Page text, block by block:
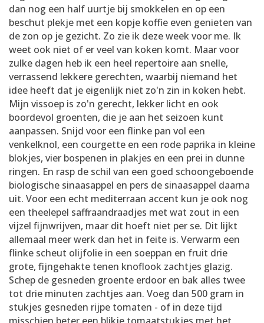
KOOKBOEKEN
dan nog een half uurtje bij smokkelen en op een
beschut plekje met een kopje koffie even genieten van
de zon op je gezicht. Zo zie ik deze week voor me. Ik
weet ook niet of er veel van koken komt. Maar voor
zulke dagen heb ik een heel repertoire aan snelle,
verrassend lekkere gerechten, waarbij niemand het
idee heeft dat je eigenlijk niet zo'n zin in koken hebt.
Mijn vissoep is zo'n gerecht, lekker licht en ook
boordevol groenten, die je aan het seizoen kunt
aanpassen. Snijd voor een flinke pan vol een
venkelknol, een courgette en een rode paprika in kleine
blokjes, vier bospenen in plakjes en een prei in dunne
ringen. En rasp de schil van een goed schoongeboende
biologische sinaasappel en pers de sinaasappel daarna
uit. Voor een echt mediterraan accent kun je ook nog
een theelepel saffraandraadjes met wat zout in een
vijzel fijnwrijven, maar dit hoeft niet per se. Dit lijkt
allemaal meer werk dan het in feite is. Verwarm een
flinke scheut olijfolie in een soeppan en fruit drie
grote, fijngehakte tenen knoflook zachtjes glazig.
Schep de gesneden groente erdoor en bak alles twee
tot drie minuten zachtjes aan. Voeg dan 500 gram in
stukjes gesneden rijpe tomaten - of in deze tijd